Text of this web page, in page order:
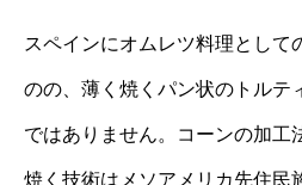
スペインにオムレツ料理として
のの、薄く焼くパン状のトルテ
ではありません。コーンの加工
焼く技術はメソアメリカ先住民